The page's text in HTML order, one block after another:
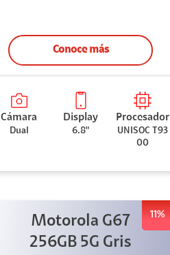
Conoce más
Cámara
Dual
Display
6.8"
Procesador
UNISOC T93
00
11%
Motorola G67
256GB 5G Gris